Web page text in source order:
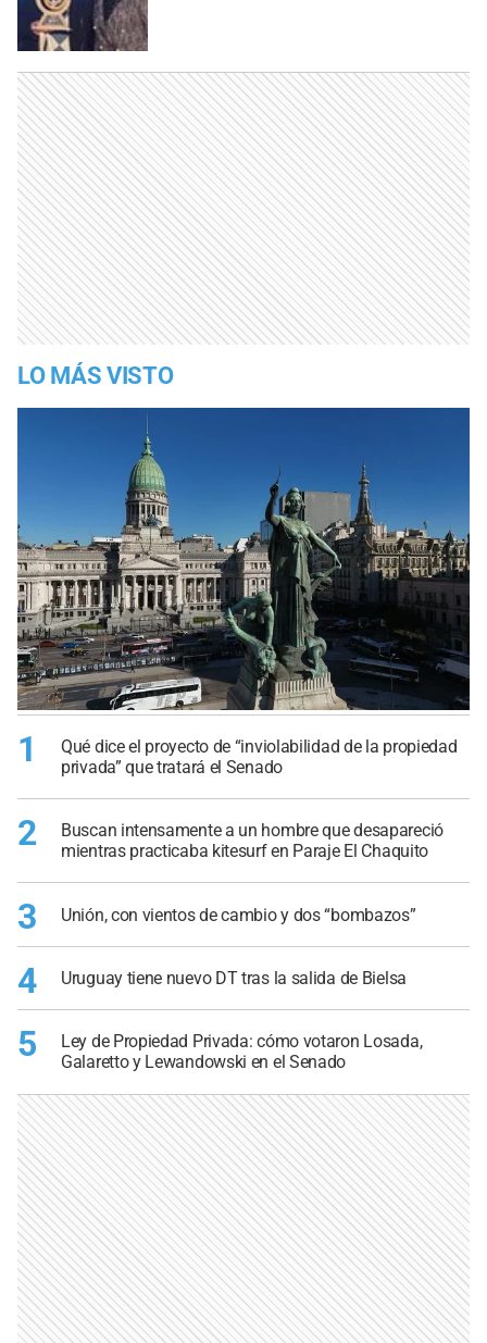
LO MÁS VISTO
1
Qué dice el proyecto de “inviolabilidad de la propiedad
privada” que tratará el Senado
2
Buscan intensamente a un hombre que desapareció
mientras practicaba kitesurf en Paraje El Chaquito
3 Unión, con vientos de cambio y dos “bombazos”
4 Uruguay tiene nuevo DT tras la salida de Bielsa
5
Ley de Propiedad Privada: cómo votaron Losada,
Galaretto y Lewandowski en el Senado